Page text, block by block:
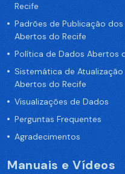
Recife
Padrões de Publicação
Abertos do Recife
Política de Dados Abertos
Sistemática de
Abertos do Recife
Visualizações de Dados
Perguntas Frequentes
Agradecimentos
Manuais e Vídeos